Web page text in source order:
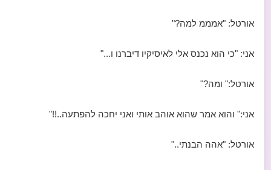
אורטל: "אמממ למה?"
אני: "כי הוא נכנס אלי לאיסיקיו דיברנו ו..."
אורטל:" ומה?"
אני:" והוא אמר שהוא אוהב אותי ואני יחכה להפתעה..!!"
אורטל: "אהה הבנתי.."